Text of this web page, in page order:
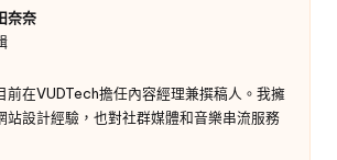
奈奈
前在VUDTech擔任內容經理兼撰稿人。我擁
站設計經驗，也對社群媒體和音樂串流服務